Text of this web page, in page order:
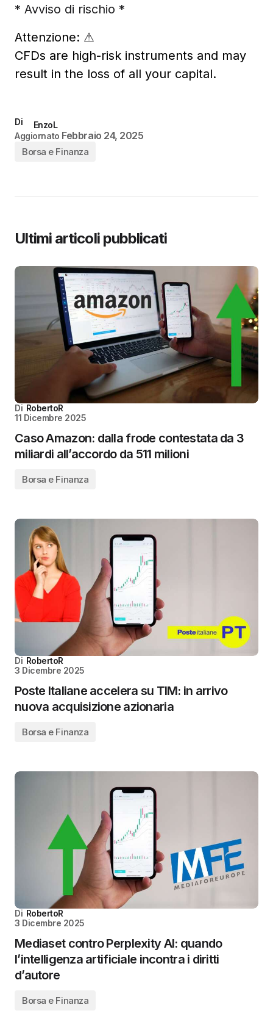
* Avviso di rischio *
Attenzione: ⚠
CFDs are high-risk instruments and may
result in the loss of all your capital.
Di
EnzoL
Aggiornato Febbraio 24, 2025
Borsa e Finanza
Ultimi articoli pubblicati
Di RobertoR
11 Dicembre 2025
Caso Amazon: dalla frode contestata da 3
miliardi all’accordo da 511 milioni
Borsa e Finanza
Di RobertoR
3 Dicembre 2025
Poste Italiane accelera su TIM: in arrivo
nuova acquisizione azionaria
Borsa e Finanza
Di RobertoR
3 Dicembre 2025
Mediaset contro Perplexity AI: quando
l’intelligenza artificiale incontra i diritti
d’autore
Borsa e Finanza